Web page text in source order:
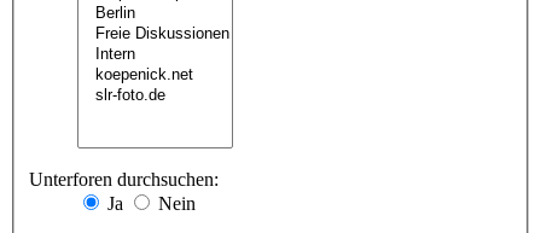
Unterforen durchsuchen:
Ja
Nein